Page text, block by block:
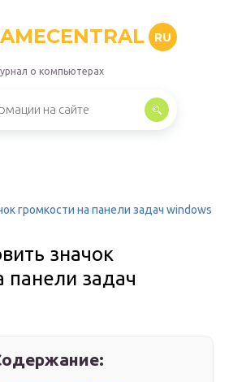
RU
о компьютерах
громкости на панели задач windows
значок
панели задач